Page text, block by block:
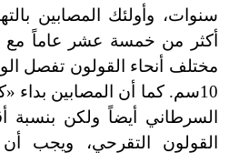
سنوات، وأولئك المصابين
أكثر من خمسة عشر عاماً
مختلف أنحاء القولون تفصل
10سم. كما أن المصابين
السرطاني أيضاً ولكن
القولون التقرحي، ويجب